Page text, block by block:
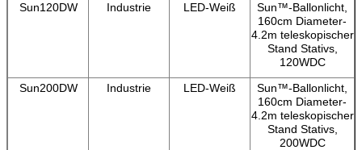
Hinterlass eine Nachricht
Wir rufen Sie bald zurück!
Sun120DW
Industrie LED-Weiß
Sun™-Ballonlicht,
160cm Diameter-
4.2m teleskopischer
Stand Stativs,
120WDC
Sun200DW
Industrie LED-Weiß
Sun™-Ballonlicht,
160cm Diameter-
4.2m teleskopischer
Stand Stativs,
200WDC